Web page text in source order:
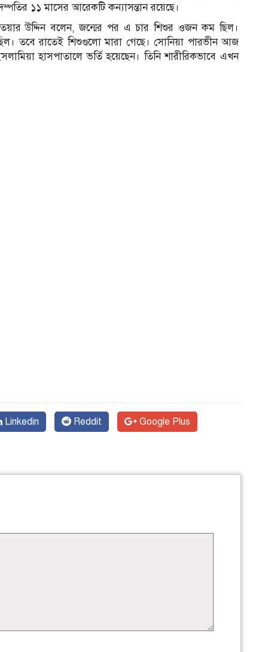
১১ মাসের আরেকটি কন্যাসন্তান রয়েছে।
উদ্দিন বলেন, জন্মের পর এ চার শিশুর ওজন কম ছিল।
তবে রাতেই শিশুগুলো মারা গেছে। সোনিয়া পারভীন আজ
হাসপাতালে ভর্তি হয়েছেন। তিনি শারীরিকভাবে এখন
Linkedin Reddit Google Plus